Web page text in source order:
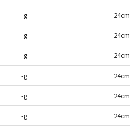
-g 24cm
-g 24cm
-g 24cm
-g 24cm
-g 24cm
-g 24cm